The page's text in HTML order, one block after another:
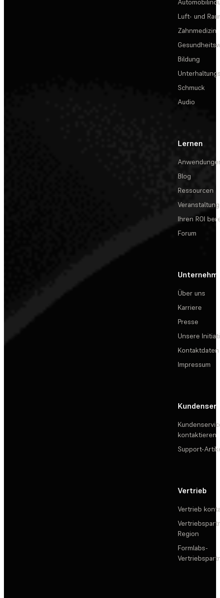
Luft- und
Zahnmedizin
Bildung
Schmuck
Audio
Lernen
Blog
Ressourcen
Ihren ROI
Forum
Über uns
Karriere
Presse
Unsere
Kontaktdaten
Impressum
kontaktieren
Support-
Vertrieb
Vertrieb
Region
Formlabs-